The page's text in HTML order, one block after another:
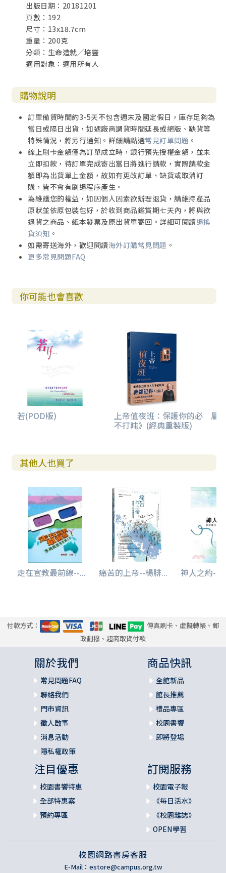
出版日期：20181201
頁數：192
尺寸：13x18.7cm
重量：200克
分類：生命造就／培靈
適用對象：適用所有人
購物說明
訂單備貨時間約3-5天不包含週末及國定假日，庫存足夠為
當日或隔日出貨，如遇廠商調貨時間延長或絕版、缺貨等
特殊情況，將另行通知。詳細請點選常見訂單問題 。
線上刷卡金額僅為訂單成立時，銀行預先授權金額，並未
立即扣款，待訂單完成寄出當日將進行請款，實際請款金
額即為出貨單上金額，故如有更改訂單、缺貨或取消訂
購，皆不會有刷退程序產生。
為維護您的權益，如因個人因素欲辦理退貨，請維持產品
原狀並依原包裝包好，於收到商品鑑賞期七天內，將與欲
退貨之商品、紙本發票及原出貨單寄回。詳細可閱讀退換
貨須知 。
如需寄送海外，歡迎閱讀海外訂購常見問題 。
更多常見問題FAQ
你可能也會喜歡
若(POD版) 上帝值夜班：保護你的必
不打盹》(經典重製版)
屬
其他人也買了
走在宣教最前線--... 痛苦的上帝--楊腓... 神人之約--
付款方式：
傳真刷卡、虛擬轉帳、郵
政劃撥、超商取貨付款
關於我們
常見問題FAQ
聯絡我們
門市資訊
徵人啟事
消息活動
隱私權政策
商品快訊
全館新品
館長推薦
禮品專區
校園書饗
即將登場
注目優惠
校園書饗特惠
全部特惠案
預約專區
訂閱服務
校園電子報
《每日活水》
《校園雜誌》
OPEN學習
校園網路書房客服
E-Mail： estore@campus.org.tw